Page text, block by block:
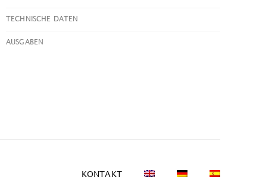
TECHNISCHE DATEN
AUSGABEN
KONTAKT